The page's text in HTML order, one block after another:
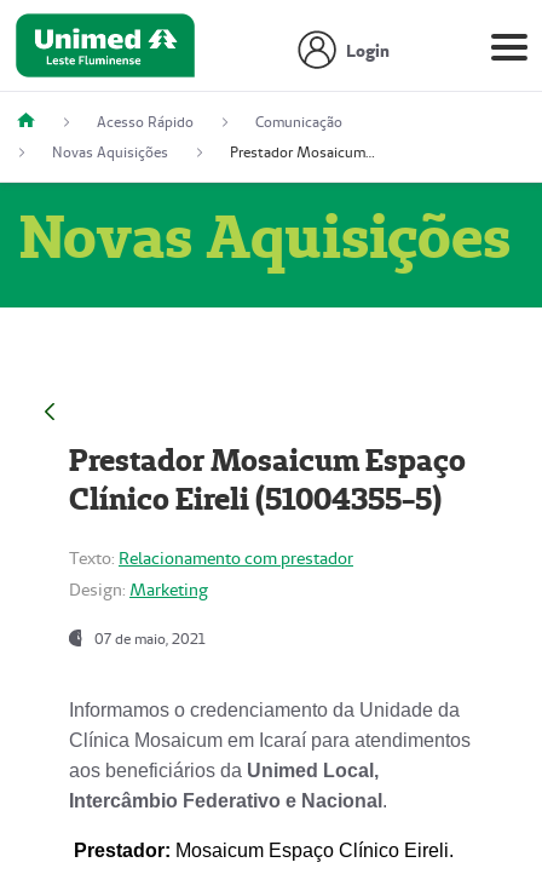
Login
Acesso Rápido
Comunicação
Novas Aquisições
Prestador Mosaicum Espaço Clínico Eireli (51004355-5)
Novas Aquisições
Prestador Mosaicum Espaço
Clínico Eireli (51004355-5)
Texto: Relacionamento com prestador
Design: Marketing
07 de maio, 2021
Informamos o credenciamento da Unidade da
Clínica Mosaicum em Icaraí para atendimentos
aos beneficiários da Unimed Local,
Intercâmbio Federativo e Nacional .
Prestador: Mosaicum Espaço Clínico Eireli.